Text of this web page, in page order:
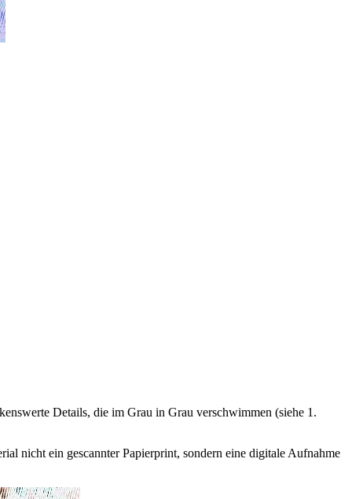
Details, die im Grau in Grau verschwimmen (siehe 1.
nicht ein gescannter Papierprint, sondern eine digitale Aufnahme